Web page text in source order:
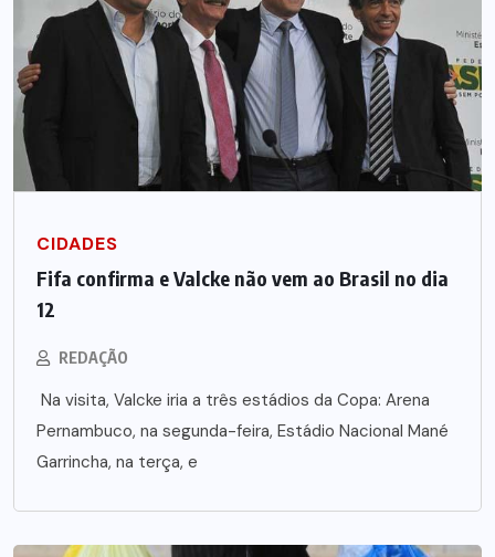
CIDADES
Fifa confirma e Valcke não vem ao Brasil no dia
12
REDAÇÃO
Na visita, Valcke iria a três estádios da Copa: Arena
Pernambuco, na segunda-feira, Estádio Nacional Mané
Garrincha, na terça, e